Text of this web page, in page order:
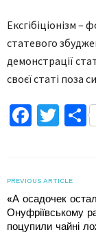
Ексгібіціонізм –
статевого
демонстрації
своєї статі поза
PREVIOUS ARTICLE
«А осадочек
Онуфріївському
поцупили чайні